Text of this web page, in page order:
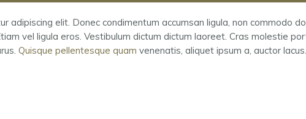
adipiscing elit. Donec condimentum accumsan ligula, non commodo
vel ligula eros. Vestibulum dictum dictum laoreet. Cras molestie
Quisque pellentesque quam venenatis, aliquet ipsum a, auctor